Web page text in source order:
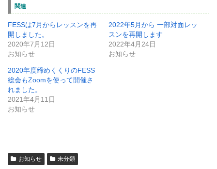
関連
FESSは7月からレッスンを再
開しました。
2020年7月12日
お知らせ
2022年5月から 一部対面レッ
スンを再開します
2022年4月24日
お知らせ
2020年度締めくくりのFESS
総会もZoomを使って開催さ
れました。
2021年4月11日
お知らせ
お知らせ 未分類